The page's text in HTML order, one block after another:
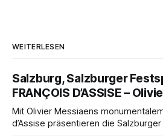
WEITERLESEN
Salzburg, Salzburger
FRANÇOIS D’ASSISE –
Mit Olivier Messiaens
d’Assise präsentieren die